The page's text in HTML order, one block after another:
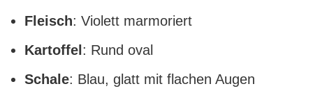
Fleisch: Violett marmoriert
Kartoffel : Rund oval
Schale: Blau, glatt mit flachen Augen